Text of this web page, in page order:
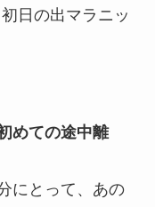
日の出マラニッ
めての途中離
にとって、あの